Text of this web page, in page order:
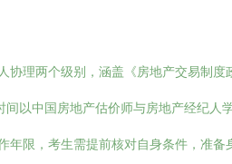
理两个级别，涵盖《房地产交易制
以中国房地产估价师与房地产经纪
限，考生需提前核对自身条件，准备